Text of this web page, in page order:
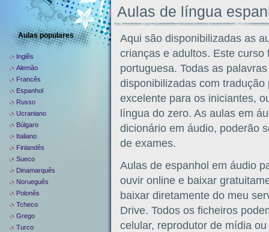
Aulas de língua
Aqui são disponibilizadas as
crianças e adultos. Este
portuguesa. Todas as
disponibilizadas com
excelente para os iniciantes,
língua do zero. As aulas em
dicionário em áudio, poderão
de exames.
Aulas de espanhol em áudio
ouvir online e baixar
baixar diretamente do meu
Drive. Todos os ficheiros
celular, reprodutor de mídia
Aulas populares
Inglês
Alemão
Francês
Espanhol
Russo
Ucraniano
Búlgaro
Italiano
Finlandês
Sueco
Dinamarquês
Norueguês
Polonês
Tcheco
Grego
Turco